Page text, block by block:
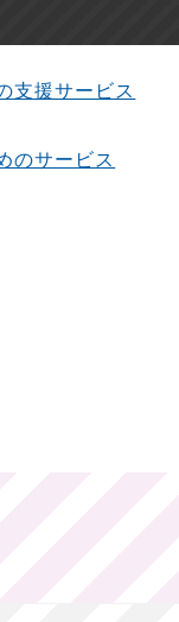
支援サービス
のサービス